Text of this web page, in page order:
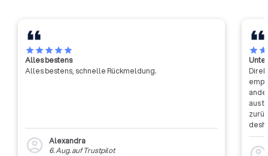
starstarstarstarstar
Alles bestens
Alles bestens, schnelle Rückmeldung.
account_circle
Alexandra
6. Aug.auf Trustpilot
starstar
aus
dass